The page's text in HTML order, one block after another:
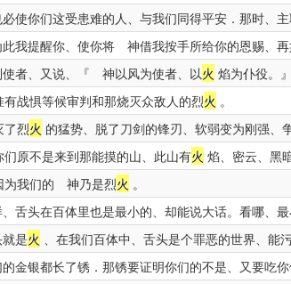
使你们这受患难的人、与我们同得平安．那时、
此我提醒你、使你将 神借我按手所给你的恩赐、
使者、又说、『 神以风为使者、以火 焰为仆役。』
有战惧等候审判和那烧灭众敌人的烈火 。
了烈火 的猛势、脱了刀剑的锋刃、软弱变为刚强、
们原不是来到那能摸的山、此山有火 焰、密云、黑
为我们的 神乃是烈火 。
舌头在百体里也是最小的、却能说大话。看哪、
是火 、在我们百体中、舌头是个罪恶的世界、能
金银都长了锈．那锈要证明你们的不是、又要吃